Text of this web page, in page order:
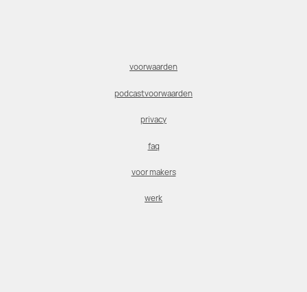
voorwaarden
podcastvoorwaarden
privacy
faq
voor makers
werk